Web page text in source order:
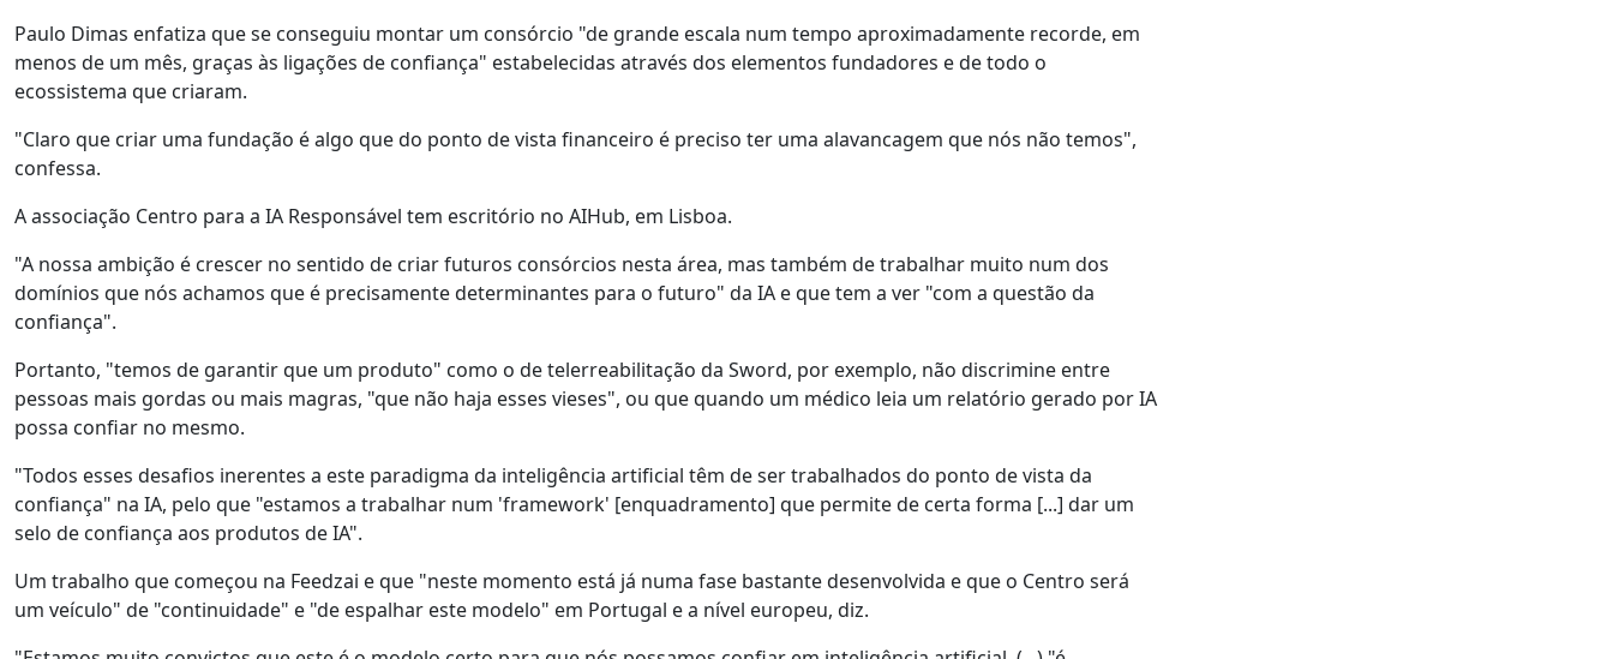
Paulo Dimas enfatiza que se conseguiu montar um consórcio "de grande escala num tempo aproximadamente recorde, em
menos de um mês, graças às ligações de confiança" estabelecidas através dos elementos fundadores e de todo o
ecossistema que criaram.
"Claro que criar uma fundação é algo que do ponto de vista financeiro é preciso ter uma alavancagem que nós não temos",
confessa.
A associação Centro para a IA Responsável tem escritório no AIHub, em Lisboa.
"A nossa ambição é crescer no sentido de criar futuros consórcios nesta área, mas também de trabalhar muito num dos
domínios que nós achamos que é precisamente determinantes para o futuro" da IA e que tem a ver "com a questão da
confiança".
Portanto, "temos de garantir que um produto" como o de telerreabilitação da Sword, por exemplo, não discrimine entre
pessoas mais gordas ou mais magras, "que não haja esses vieses", ou que quando um médico leia um relatório gerado por IA
possa confiar no mesmo.
"Todos esses desafios inerentes a este paradigma da inteligência artificial têm de ser trabalhados do ponto de vista da
confiança" na IA, pelo que "estamos a trabalhar num 'framework' [enquadramento] que permite de certa forma [...] dar um
selo de confiança aos produtos de IA".
Um trabalho que começou na Feedzai e que "neste momento está já numa fase bastante desenvolvida e que o Centro será
um veículo" de "continuidade" e "de espalhar este modelo" em Portugal e a nível europeu, diz.